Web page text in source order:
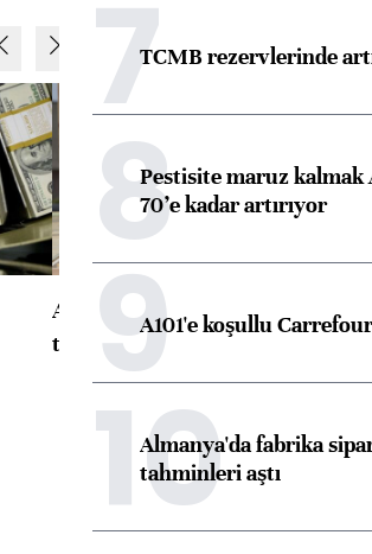
ABD'de konut başlangıçları
toparlandı
7TCMB rezervlerinde
8Pestisite maruz kalmak
70’e kadar artırıyor
9A101'e koşullu
10
Almanya'da fabrika
tahminleri aştı